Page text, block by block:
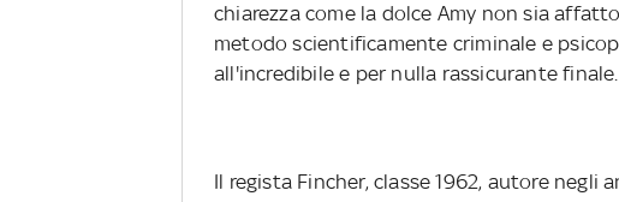
chiarezza come la dolce Amy non sia
metodo scientificamente criminale e
all'incredibile e per nulla rassicurante finale.
Il regista Fincher, classe 1962, autore